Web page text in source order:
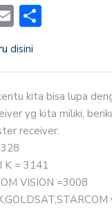
Email
disini
kita bisa lupa
yg kita miliki,
receiver:
K = 3141
VISION =3008